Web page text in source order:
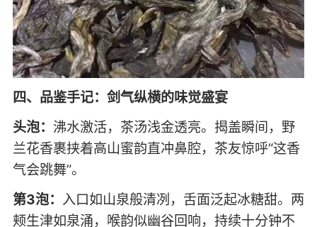
四、品鉴手记：剑气纵横的味觉盛宴
头泡： 沸水激活，茶汤浅金透亮。揭盖瞬间，野
兰花香裹挟着高山蜜韵直冲鼻腔，茶友惊呼“这香
气会跳舞”。
第3泡： 入口如山泉般清冽，舌面泛起冰糖甜。两
颊生津如泉涌，喉韵似幽谷回响，持续十分钟不